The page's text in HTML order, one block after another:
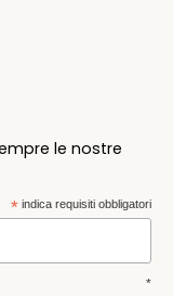
le nostre
* indica requisiti obbligatori
*